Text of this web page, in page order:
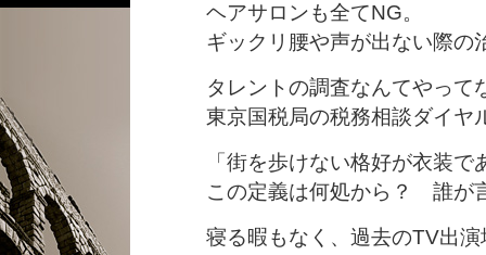
ヘアサロンも全てNG。
ギックリ腰や声が出ない際の
タレントの調査なんてやって
東京国税局の税務相談ダイヤ
「街を歩けない格好が衣装
この定義は何処から？ 誰が
寝る暇もなく、過去のTV出